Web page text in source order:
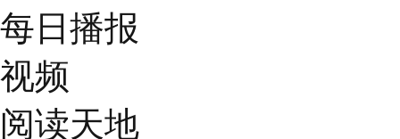
每日播报
视频
阅读天地